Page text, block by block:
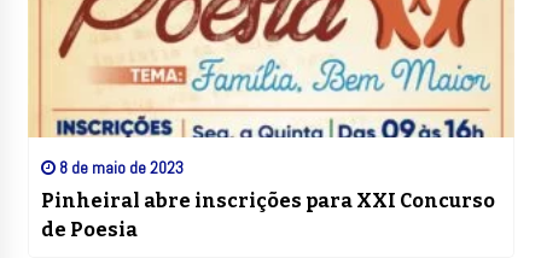
8 de maio de 2023
Pinheiral abre inscrições para XXI Concurso
de Poesia